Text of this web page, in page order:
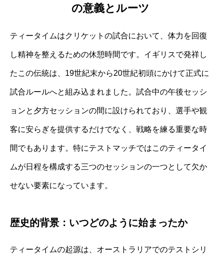
の意義とルーツ
ティータイムはクリケットの試合において、体力を回復
し精神を整えるための休憩時間です。イギリスで発祥し
たこの伝統は、19世紀末から20世紀初頭にかけて正式に
試合ルールへと組み込まれました。試合中の午後セッシ
ョンと夕方セッションの間に設けられており、選手や観
客に安らぎを提供するだけでなく、戦略を練る重要な時
間でもあります。特にテストマッチではこのティータイ
ムが日程を構成する三つのセッションの一つとして欠か
せない要素になっています。
歴史的背景：いつどのように始まったか
ティータイムの起源は、オーストラリアでのテストシリ